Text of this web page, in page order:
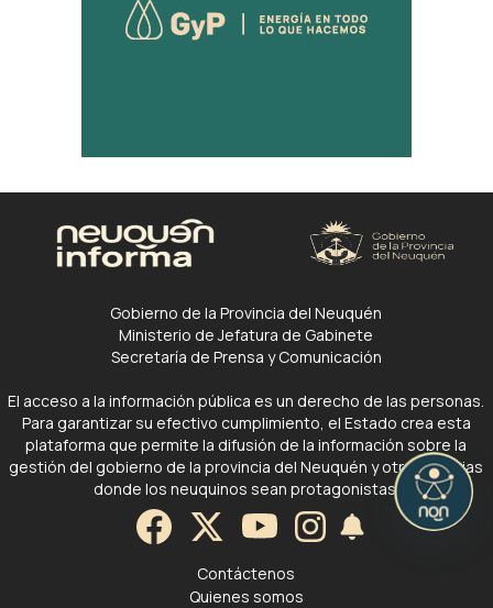
Gobierno de la Provincia del Neuquén
Ministerio de Jefatura de Gabinete
Secretaría de Prensa y Comunicación
El acceso a la información pública es un derecho de las personas.
Para garantizar su efectivo cumplimiento, el Estado crea esta
plataforma que permite la difusión de la información sobre la
gestión del gobierno de la provincia del Neuquén y otras noticias
donde los neuquinos sean protagonistas.
Contáctenos
Quienes somos